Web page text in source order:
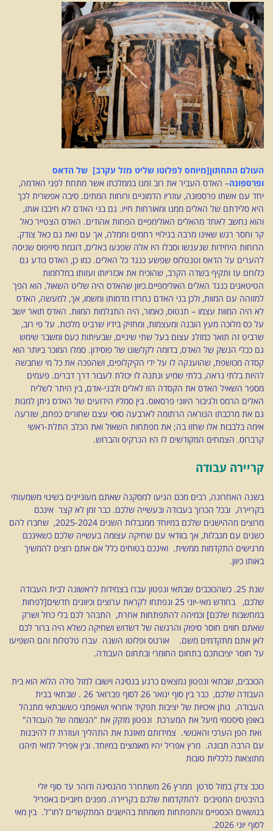
העולם התחתון[מיוחס לפלוטו שליט מזל עקרב] של הדאס
ופרספונה– האדס העביר את רוב זמנו בממלכתו אשר מתחת לפני האדמה,
יחד עם אשתו פרספונה, עוזריו הדמוניים ורוחות המתים. סיבה אפשרית לכך
היא סלידתם של האלים ממנו ומאורחות חייו. גם בני האדם לא חיבבו אותו,
והוא נחשב לאחד מהאלים האולימפיים הפחות אהודים. האדס הצטייר כאל
קר וחסר רגש שאינו מרבה בגילויי רחמים וחמלה, אך עם זאת גם כאל צודק.
הרוחות היחידות שנענשו וסבלו היו אלה שפגעו באלים, דוגמת סיזיפוס שניסה
להערים על הדאס וטנטלוס שפשע כנגד כל האלים. כמו כן, האדס נודע גם
כלוחם עז ותקיף בשדה הקרב, שהוכיח את אכזריותו ועזותו במלחמות
הטיטאנים כנגד האלים האולימפיים.כיוון שהאדס היה שליט השאול, הוא הפך
למזוהה עם המוות, ולכן בני האדם נחרדו מדמותו ומשמו, אך, למעשה, האדס
לא היה המוות עצמו – תנטוס, כאמור, היה התגלמות המוות. האדס תואר יושב
על כס מלוכה מעץ הובנה ומעצמות, ומחזיק בידיו שרביט מלכות. על פי רוב,
שרביט זה תואר כמזלג עצום בעל שתי שיניים, שבעיתות כעס ומשבר שימש
גם ככלי הנשק של האדס, בדומה לקלשונו של פוסידון. סמלו המוכר ביותר הוא
קסדה מכושפת, שהוענקה לו על ידי הקיקלופים, ושהפכה את כל מי שחבשהּ
להיות בלתי נראה, בלתי שמיע ונתנה לו יכולת לעבור דרך דברים. פעמים
מספר השאיל האדס את הקסדה הזו לאלים ולבני-אדם, בין היתר לשליח
האלים הרמס ולגיבור היווני פרסאוס. בין סמליו הידועים של האדס ניתן למנות
גם את מרכבתו הנוראה הרתומה לארבעה סוסי עצם שחורים כפחם, שזרעה
אימה בלבבות אלו שחזו בה; את מפתחות השאול ואת הכלב התלת-ראשי
קרברוס. הצמחים המקודשים לו היו הנרקיס והברוש.
קריירה עבודה
בשנה האחרונה, רבים מכם הגיעו למסקנה שאתם מעוניינים בשינוי משמעותי
בקריירה, ובכל הכרוך בעבודה ובעשייה שלכם. כבר זמן לא קצר אינכם
מרוצים מההישגים שלכם במיוחד ממגבלות השנים 2025-2024, שחברו להם
כשנים עם מגבלות, אך בוודאי עם שחיקה עצומה בעשייה שלכם כשאינכם
מרגישים התקדמות ממשית. ואינכם בטוחים כלל אם אתם רוצים להמשיך
באותו כיוון.
שנת 25. כשהכוכבים שבתאי ונפטון עברו בצמידות לראשונה לבית העבודה
שלכם, בחודש מאי-יוני 25 ונפתחו לקראת ערוצים וכיוונים חדשים[לפחות
במחשבות שלכם] וכמיהה להתפתחות אחרת, התבהר לכם בלי כחל ושרק
שאתם חווים חוסר סיפוק והרגשה של דשדוש ושחיקה כשלא היה ברור לכם
לאן אתם מתקדמים משם. אורנוס ופלוטו השנה עברו טלטלות והם השפיעו
על חוסר יציבותכם בתחום החומרי ובתחום העבודה.
הכוכבים, שבתאי ונפטון נמצאים כרגע בנסיגה וישובו למזל טלה הלוא הוא בית
העבודה שלכם, כבר בין סוף ינואר 26 לסוף פברואר 26 . שבתאי בבית
העבודה, נותן איכויות של יציבות תפקיד אחראי ושאפתני כששבתאי מתנהל
באופן סיסטמי מיעל את המערכת ונפטון מזקק את "הנשמה של העבודה"
ואת הפן הערכי והאנושי. צמידותם מאזנת את התהליך ועוזרת לו להיבנות
עם הרבה תבונה. מרץ אפריל יהיו מאומצים במיוחד. ובין אפריל למאי תיהנו
מתוצאות כלכליות טובות
כוכב צדק במזל סרטן ממרץ 26 משתחרר מהנסיגה ודוהר עד סוף יולי
בהיבטים המטיבים להתקדמות שלכם בקריירה. מפנים חיוביים באפריל
בנושאים הכספיים והתפתחות משמחת בהישגים המתקשרים לחו"ל. בין מאי
לסוף יוני 2026.